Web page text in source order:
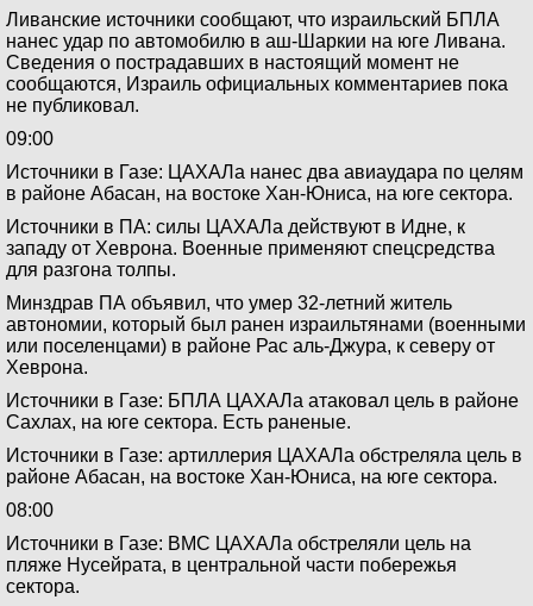
Ливанские источники сообщают, что израильский БПЛА
нанес удар по автомобилю в аш-Шаркии на юге Ливана.
Сведения о пострадавших в настоящий момент не
сообщаются, Израиль официальных комментариев пока
не публиковал.
09:00
Источники в Газе: ЦАХАЛа нанес два авиаудара по целям
в районе Абасан, на востоке Хан-Юниса, на юге сектора.
Источники в ПА: силы ЦАХАЛа действуют в Идне, к
западу от Хеврона. Военные применяют спецсредства
для разгона толпы.
Минздрав ПА объявил, что умер 32-летний житель
автономии, который был ранен израильтянами (военными
или поселенцами) в районе Рас аль-Джура, к северу от
Хеврона.
Источники в Газе: БПЛА ЦАХАЛа атаковал цель в районе
Сахлах, на юге сектора. Есть раненые.
Источники в Газе: артиллерия ЦАХАЛа обстреляла цель в
районе Абасан, на востоке Хан-Юниса, на юге сектора.
08:00
Источники в Газе: ВМС ЦАХАЛа обстреляли цель на
пляже Нусейрата, в центральной части побережья
сектора.